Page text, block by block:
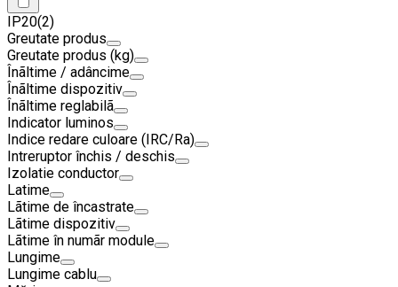
IP20(2)
Greutate produs
Greutate produs (kg)
Înãltime / adâncime
Înãltime dispozitiv
Înãltime reglabilã
Indicator luminos
Indice redare culoare (IRC/Ra)
Intreruptor închis / deschis
Izolatie conductor
Latime
Lãtime de încastrate
Lãtime dispozitiv
Lãtime în numãr module
Lungime
Lungime cablu